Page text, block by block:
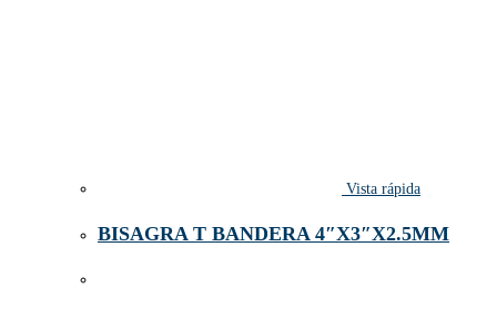
Vista rápida
BISAGRA T BANDERA 4″X3″X2.5MM